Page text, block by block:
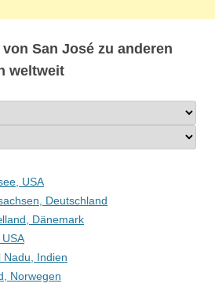
San José zu anderen
weltweit
USA
Deutschland
Dänemark
Nadu, Indien
Norwegen